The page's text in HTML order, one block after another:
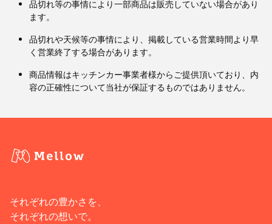
品切れ等の事情により一部商品は販売していない場合があり
ます。
品切れや天候等の事情により、掲載している営業時間より早
く営業終了する場合があります。
商品情報はキッチンカー事業者様からご提供頂いており、内
容の正確性について当社が保証するものではありません。
それぞれの豊かさを、
それぞれの想いで。